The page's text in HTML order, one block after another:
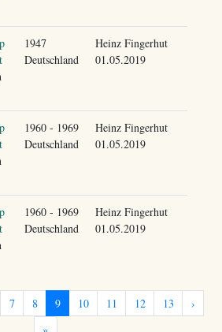
1947
Deutschland
Heinz Fingerhut
01.05.2019
1960 - 1969
Deutschland
Heinz Fingerhut
01.05.2019
1960 - 1969
Deutschland
Heinz Fingerhut
01.05.2019
7 8 9 10 11 12 13
›
»